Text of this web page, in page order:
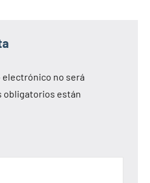
no será
obligatorios están